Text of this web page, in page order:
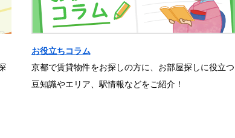
お役立ちコラム
京都で賃貸物件をお探しの方に、お部屋探しに役立つ
豆知識やエリア、駅情報などをご紹介！